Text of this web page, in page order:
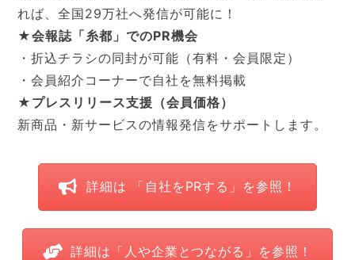
れば、全国29万社へ発信が可能に！
★会報誌「糸都」でのPR機会
・折込チラシの同封が可能（有料・会員限定）
・会員紹介コーナーで自社を無料掲載
★プレスリリース支援（会員価格）
新商品・新サービスの情報発信をサポートします。
詳細は 「自社をPRする」を参照！
詳細は「人や企業とつながる」を参照！